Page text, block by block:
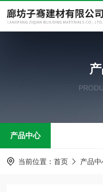
产品中心
当前位置： 首页 产品中